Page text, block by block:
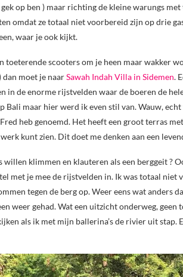
op ben ) maar richting de kleine warungs
omdat ze totaal niet voorbereid zijn op drie
waar je ook kijkt.
toeterende scooters om je heen maar wakker
moet je naarSawah Indah Villa in Sidemen.
in de enorme rijstvelden waar de boeren de
Bali maar hier werd ik even stil van. Wauw,
heb genoemd. Het heeft een groot terras
kunt zien. Dit doet me denken aan een
willen klimmen en klauteren als een berggeit ?
met je mee de rijstvelden in. Ik was totaal niet
tegen de berg op. Weer eens wat anders
weer gehad. Wat een uitzicht onderweg, geen
als ik met mijn ballerina’s de rivier uit